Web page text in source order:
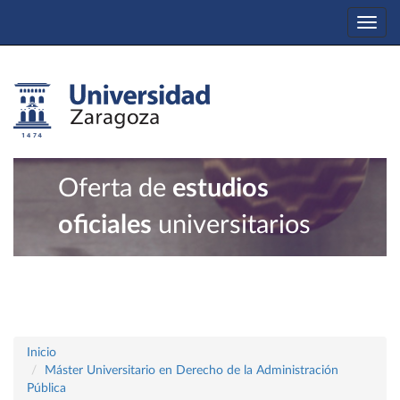
Oferta de estudios
oficiales universitarios
Inicio
Máster Universitario en Derecho de la Administración
Pública